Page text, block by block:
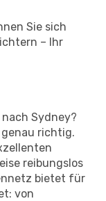
Sie sich
– Ihr
Sydney?
genau richtig.
reibungslos
bietet für
von